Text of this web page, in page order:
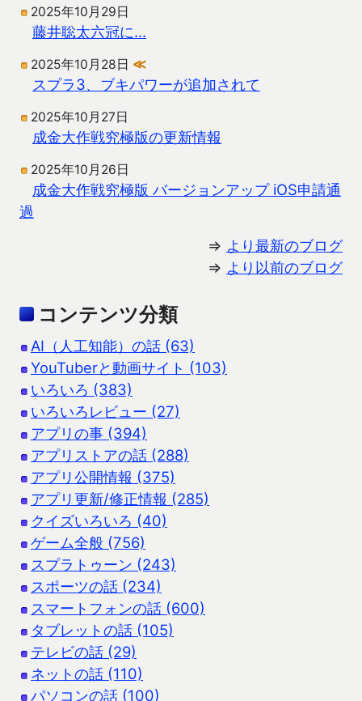
2025年10月29日
藤井聡太六冠に…
2025年10月28日 ≪
スプラ3、ブキパワーが追加されて
2025年10月27日
成金大作戦究極版の更新情報
2025年10月26日
成金大作戦究極版 バージョンアップ iOS申請通
過
⇒ より最新のブログ
⇒ より以前のブログ
コンテンツ分類
AI（人工知能）の話 (63)
YouTuberと動画サイト (103)
いろいろ (383)
いろいろレビュー (27)
アプリの事 (394)
アプリストアの話 (288)
アプリ公開情報 (375)
アプリ更新/修正情報 (285)
クイズいろいろ (40)
ゲーム全般 (756)
スプラトゥーン (243)
スポーツの話 (234)
スマートフォンの話 (600)
タブレットの話 (105)
テレビの話 (29)
ネットの話 (110)
パソコンの話 (100)